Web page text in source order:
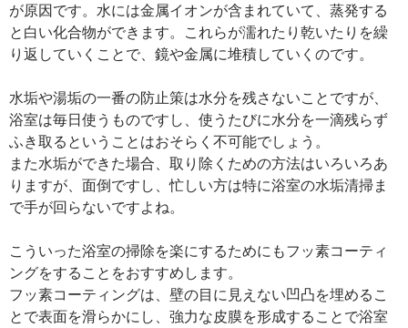
が原因です。水には金属イオンが含まれていて、蒸発する
と白い化合物ができます。これらが濡れたり乾いたりを繰
り返していくことで、鏡や金属に堆積していくのです。
水垢や湯垢の一番の防止策は水分を残さないことですが、
浴室は毎日使うものですし、使うたびに水分を一滴残らず
ふき取るということはおそらく不可能でしょう。
また水垢ができた場合、取り除くための方法はいろいろあ
りますが、面倒ですし、忙しい方は特に浴室の水垢清掃ま
で手が回らないですよね。
こういった浴室の掃除を楽にするためにもフッ素コーティ
ングをすることをおすすめします。
フッ素コーティングは、壁の目に見えない凹凸を埋めるこ
とで表面を滑らかにし、強力な皮膜を形成することで浴室